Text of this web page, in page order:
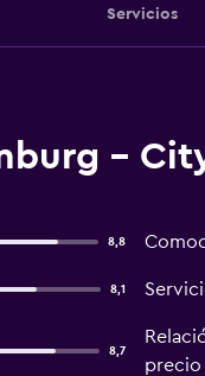
Servicios
-
8,8
8,1
8,7
precio